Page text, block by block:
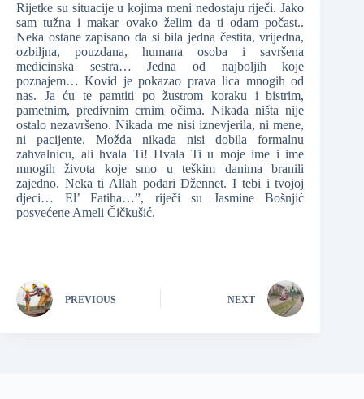
Rijetke su situacije u kojima meni nedostaju riječi. Jako
sam tužna i makar ovako želim da ti odam počast..
Neka ostane zapisano da si bila jedna čestita, vrijedna,
ozbiljna, pouzdana, humana osoba i savršena
medicinska sestra… Jedna od najboljih koje
poznajem… Kovid je pokazao prava lica mnogih od
nas. Ja ću te pamtiti po žustrom koraku i bistrim,
pametnim, predivnim crnim očima. Nikada ništa nije
ostalo nezavršeno. Nikada me nisi iznevjerila, ni mene,
ni pacijente. Možda nikada nisi dobila formalnu
zahvalnicu, ali hvala Ti! Hvala Ti u moje ime i ime
mnogih života koje smo u teškim danima branili
zajedno. Neka ti Allah podari Džennet. I tebi i tvojoj
djeci… El’ Fatiha…”, riječi su Jasmine Bošnjić
posvećene Ameli Čičkušić.
PREVIOUS NEXT